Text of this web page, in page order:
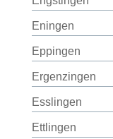
Eningen
Eppingen
Ergenzingen
Esslingen
Ettlingen